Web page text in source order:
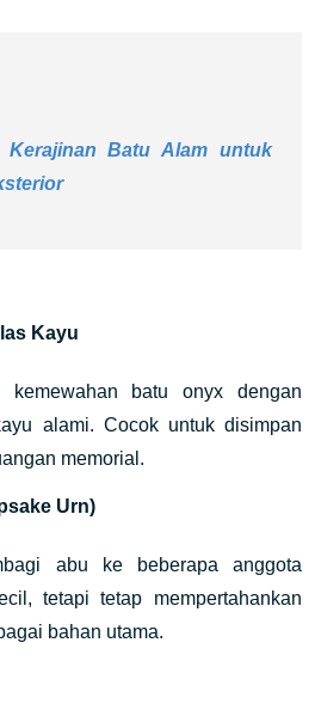
Kerajinan Batu Alam untuk
Kayu
kemewahan batu onyx dengan
alami. Cocok untuk disimpan
memorial.
Urn)
abu ke beberapa anggota
tetapi tetap mempertahankan
bahan utama.